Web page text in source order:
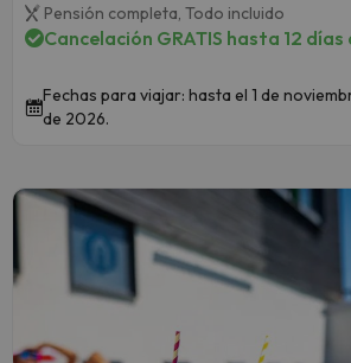
Pensión completa, Todo incluido
Cancelación GRATIS hasta 12
Fechas para viajar: hasta el 1 de
de 2026.